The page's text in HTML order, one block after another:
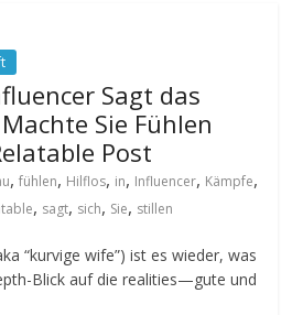
Sagt das
Sie Fühlen
Post
,fühlen, Hilflos, in, Influencer, Kämpfe,
, sagt, sich, Sie, stillen
“kurvige wife”) ist es wieder, was
Blick auf die realities—gute und